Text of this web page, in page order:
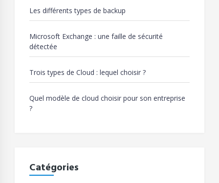
Les différents types de backup
Microsoft Exchange : une faille de sécurité
détectée
Trois types de Cloud : lequel choisir ?
Quel modèle de cloud choisir pour son entreprise
?
Catégories